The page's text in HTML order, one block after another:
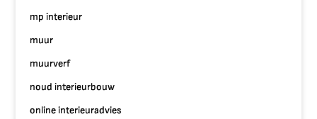
mp interieur
muur
muurverf
noud interieurbouw
online interieuradvies